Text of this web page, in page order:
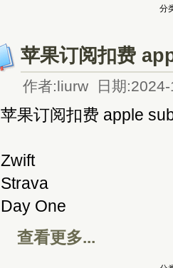
分
苹果订阅扣费
作者:liurw 日期
苹果订阅扣费 apple
Zwift 每月
Strava 05
Day One
查看更多...